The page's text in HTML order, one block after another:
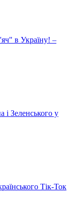
в Україну! –
і Зеленського у
Тік-Ток